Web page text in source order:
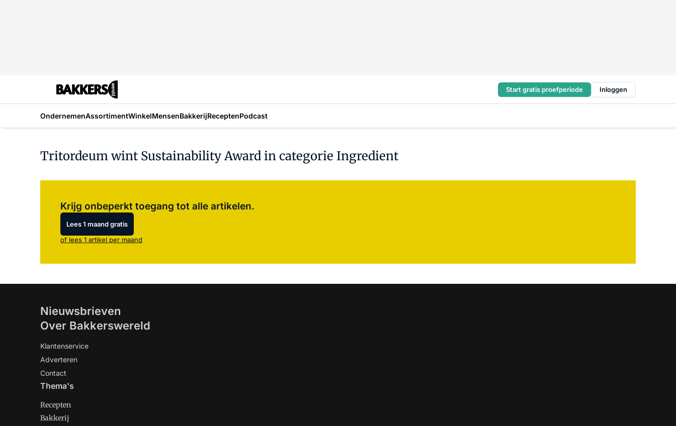
Start gratis proefperiode Inloggen
OndernemenAssortimentWinkelMensenBakkerijReceptenPodcast
Tritordeum wint Sustainability Award in categorie Ingredient
Krijg onbeperkt toegang tot alle artikelen.
Lees 1 maand gratis
of lees 1 artikel per maand
Nieuwsbrieven
Over Bakkerswereld
Klantenservice
Adverteren
Contact
Thema's
Recepten
Bakkerij